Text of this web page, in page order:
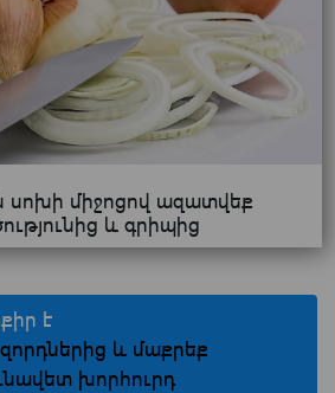
սոխի միջոցով ազատվեք
և գրիպից
է
և մաքրեք
խորհուրդ